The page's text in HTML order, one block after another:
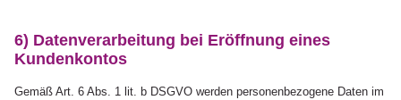
6) Datenverarbeitung bei Eröffnung eines
Kundenkontos
Gemäß Art. 6 Abs. 1 lit. b DSGVO werden personenbezogene Daten im